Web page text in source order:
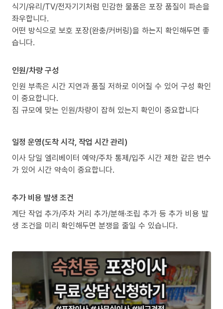
식기/유리/TV/전자기기처럼 민감한 물품은 포장 품질이 파손을
좌우합니다.
어떤 방식으로 보호 포장(완충/커버링)을 하는지 확인해두면 좋
습니다.
인원/차량 구성
인원 부족은 시간 지연과 품질 저하로 이어질 수 있어 구성 확인
이 중요합니다.
짐 규모에 맞는 인원/차량이 잡혀 있는지 확인이 중요합니다
일정 운영(도착 시각, 작업 시간 관리)
이사 당일 엘리베이터 예약/주차 통제/입주 시간 제한 같은 변수
가 있어 시간 약속이 중요합니다.
추가 비용 발생 조건
계단 작업 추가/주차 거리 추가/분해·조립 추가 등 추가 비용 발
생 조건을 미리 확인해두면 분쟁을 줄일 수 있습니다.